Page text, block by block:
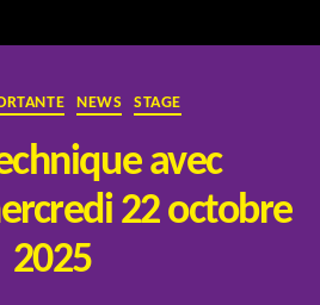
Catégories
NEWS STAGE
avec
22 octobre
2025